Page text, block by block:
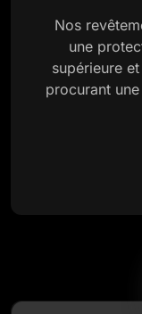
Nos
une
supérieure
procurant